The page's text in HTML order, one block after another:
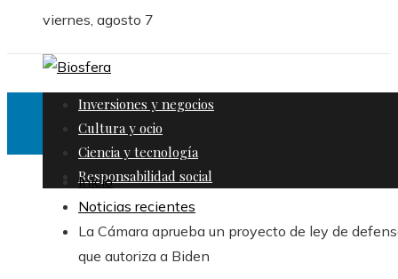
viernes, agosto 7
Inversiones y negocios
Cultura y ocio
Ciencia y tecnología
Responsabilidad social
Inicio
Noticias recientes
La Cámara aprueba un proyecto de ley de
que autoriza a Biden